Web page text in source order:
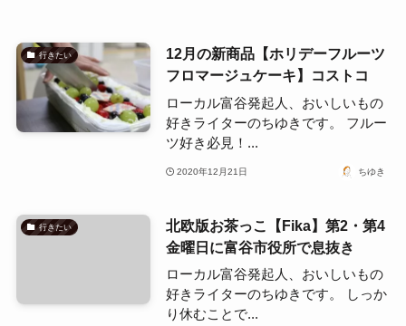
行きたい
12月の新商品【ホリデーフルーツ
フロマージュケーキ】コストコ
ローカル富谷発起人、おいしいもの
好きライターのちゆきです。 フルー
ツ好き必見！...
2020年12月21日 ちゆき
行きたい
北欧版お茶っこ【Fika】第2・第4
金曜日に富谷市役所で息抜き
ローカル富谷発起人、おいしいもの
好きライターのちゆきです。 しっか
り休むことで...